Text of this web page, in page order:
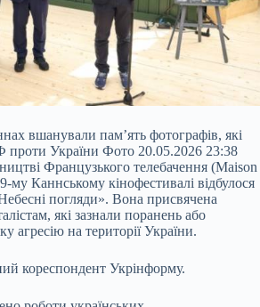
вшанували пам’ять фотографів, які
проти України Фото 20.05.2026 23:38
Французького телебачення (Maison
му Каннському кінофестивалі відбулося
погляди». Вона присвячена
які зазнали поранень або
агресію на території України.
кореспондент Укрінформу.